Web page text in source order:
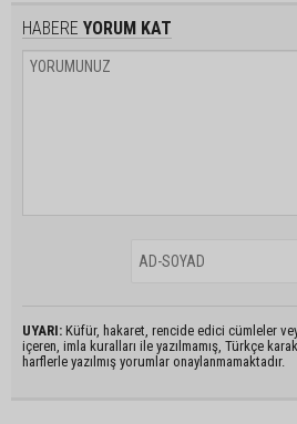
HABERE YORUM KAT
UYARI: Küfür, hakaret, rencide edici cümleler
içeren, imla kuralları ile yazılmamış, Türkçe
harflerle yazılmış yorumlar onaylanmamaktadır.